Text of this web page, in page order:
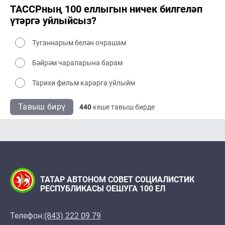
ТАССРның 100 еллыгын ничек билгеләп
үтәргә уйлыйсыз?
Туганнарым белән очрашам
Бәйрәм чараларына барам
Тарихи фильм карарга уйлыйм
Тавыш бирү 440 кеше тавыш бирде
ТАТАР АВТОНОМ СОВЕТ СОЦИАЛИСТИК
РЕСПУБЛИКАСЫ ОЕШУГА 100 ЕЛ
Телефон:(843) 222 09 79